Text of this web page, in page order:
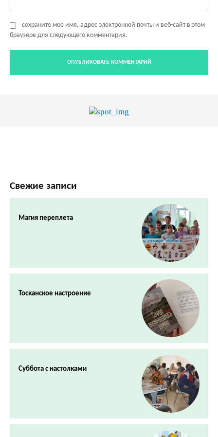
сохраните мое имя, адрес электронной почты и веб-сайт в этом
браузере для следующего комментария.
Свежие записи
Магия переплета
Тосканское настроение
Суббота с настолками